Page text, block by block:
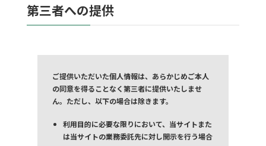
第三者への提供
ご提供いただいた個人情報は、あらかじめご本人
の同意を得ることなく第三者に提供いたしませ
ん。ただし、以下の場合は除きます。
利用目的に必要な限りにおいて、当サイトまた
は当サイトの業務委託先に対し開示を行う場合